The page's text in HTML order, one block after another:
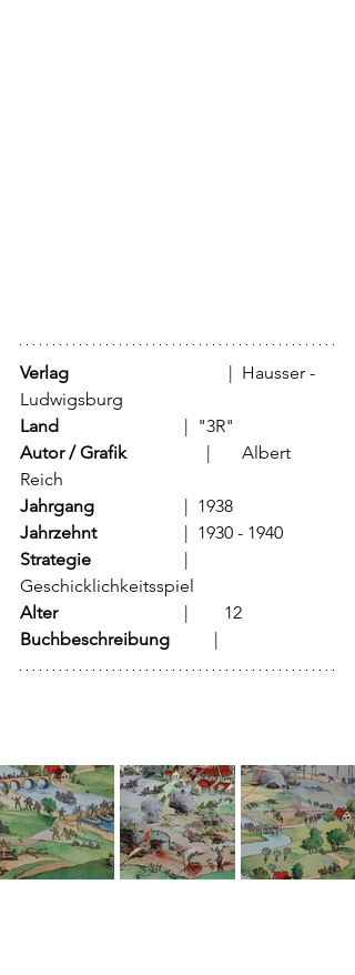
Verlag
Ludwigsburg
Land
		                 |	"3R"
Autor / Grafik
                  |	Albert
Reich
Jahrgang
	                 |	1938
Jahrzehnt
	                 |	1930 - 1940
Strategie
Geschicklichkeitsspiel
Alter
		                 |        12
Buchbeschreibung